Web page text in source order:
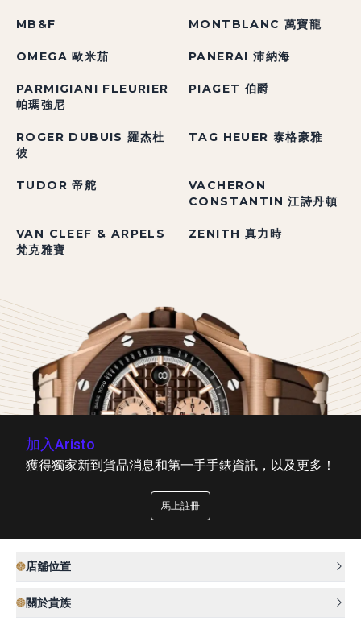
MB&F MONTBLANC 萬寶龍
OMEGA 歐米茄 PANERAI 沛納海
PARMIGIANI FLEURIER
帕瑪強尼
PIAGET 伯爵
ROGER DUBUIS 羅杰杜
彼
TAG HEUER 泰格豪雅
TUDOR 帝舵
VACHERON
CONSTANTIN 江詩丹頓
VAN CLEEF & ARPELS
梵克雅寶
ZENITH 真力時
加入Aristo
獲得獨家新到貨品消息和第一手手錶資訊，以及更多！
馬上註冊
店舖位置
關於貴族